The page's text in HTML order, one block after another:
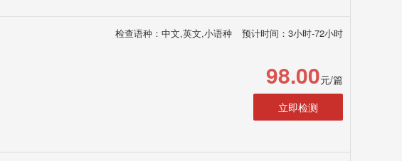
检查语种：中文,英文,小语种 预计时间：3小时-72小时
98.00元/篇
立即检测